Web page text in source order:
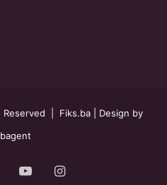
Reserved | Fiks.ba | Design by
YouTubeInstagram